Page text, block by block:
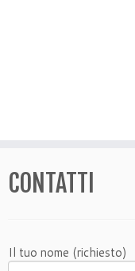
CONTATTI
Il tuo nome (richiesto)